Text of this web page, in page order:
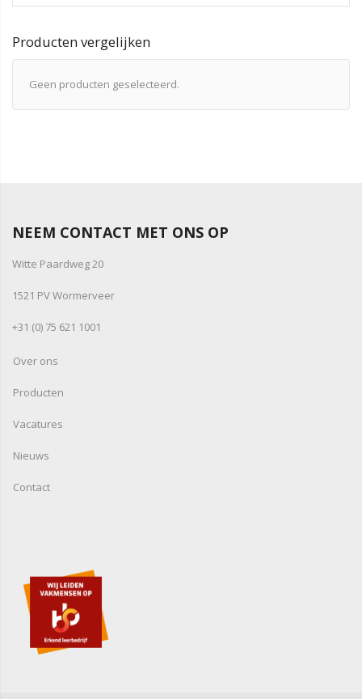
Producten vergelijken
Geen producten geselecteerd.
NEEM CONTACT MET ONS OP
Witte Paardweg 20
1521 PV Wormerveer
+31 (0) 75 621 1001
Over ons
Producten
Vacatures
Nieuws
Contact